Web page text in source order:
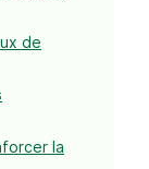
de
la